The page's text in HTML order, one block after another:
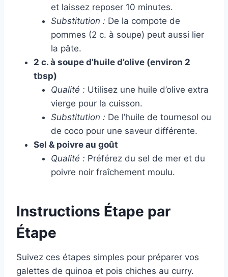
et laissez reposer 10 minutes.
Substitution : De la compote de
pommes (2 c. à soupe) peut aussi lier
la pâte.
2 c. à soupe d’huile d’olive (environ 2
tbsp)
Qualité : Utilisez une huile d’olive extra
vierge pour la cuisson.
Substitution : De l’huile de tournesol ou
de coco pour une saveur différente.
Sel & poivre au goût
Qualité : Préférez du sel de mer et du
poivre noir fraîchement moulu.
Instructions Étape par
Étape
Suivez ces étapes simples pour préparer vos
galettes de quinoa et pois chiches au curry.